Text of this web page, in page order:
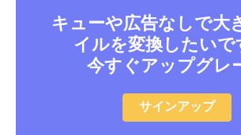
キューや広告なしで大
イルを変換したいで
今すぐアップグレ
サインアップ